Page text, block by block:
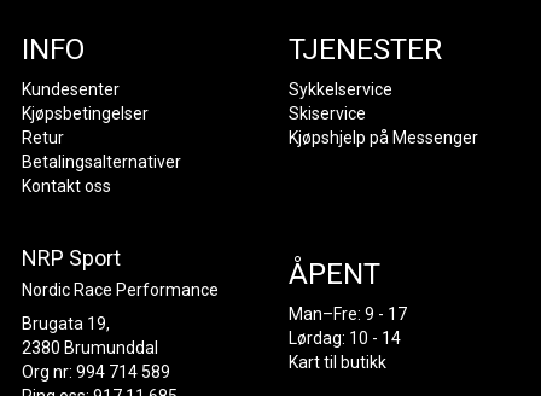
INFO
Kundesenter
Kjøpsbetingelser
Retur
Betalingsalternativer
Kontakt oss
TJENESTER
Sykkelservice
Skiservice
Kjøpshjelp på Messenger
NRP Sport
Nordic Race Performance
Brugata 19,
2380 Brumunddal
Org nr: 994 714 589
ÅPENT
Man–Fre: 9 - 17
Lørdag: 10 - 14
Kart til butikk